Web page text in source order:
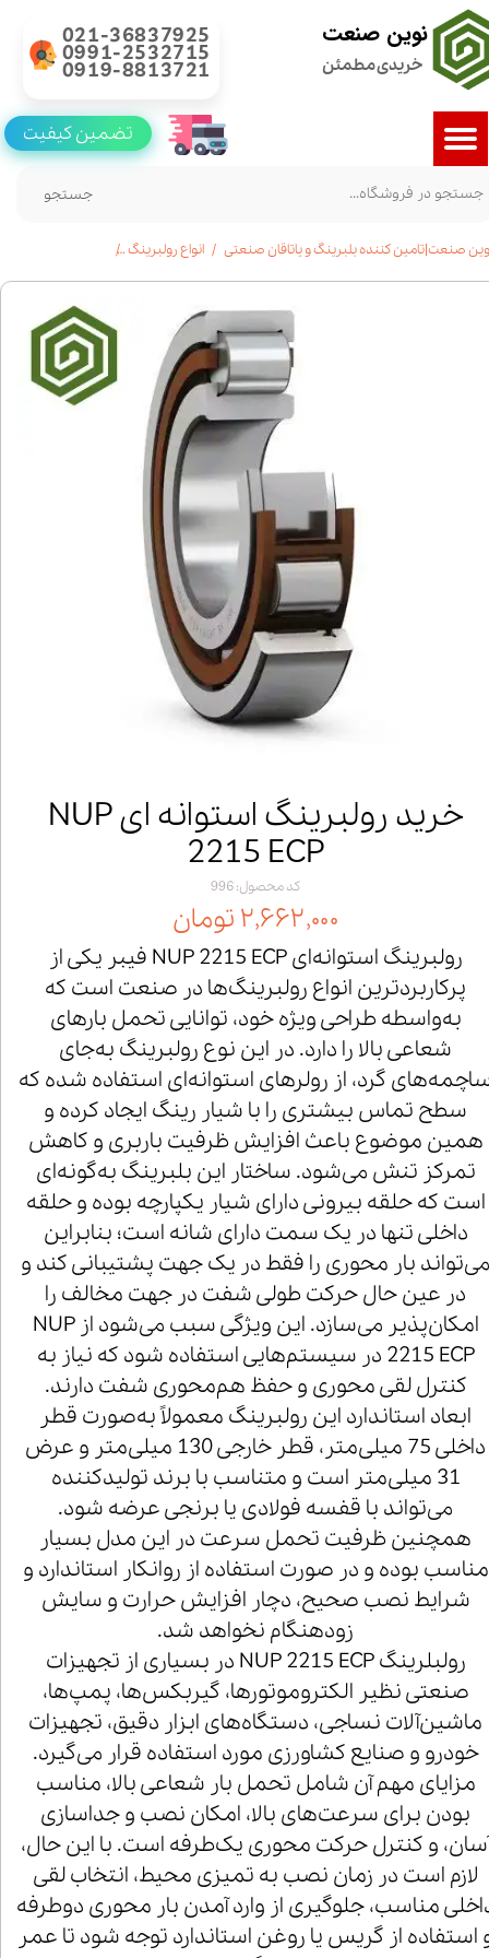
نوین صنعت
خریدی مطمئن
021-36837925
0991-2532715
0919-8813721
جستجو
تضمین کیفیت
صنعت|تامین کننده بلبرینگ و یاتاقان صنعتی انواع رولبرینگ
خرید رولبرینگ استوانه ای NUP
2215 ECP
کد محصول: 996
۲,۶۶۲,۰۰۰ تومان
رولبرینگ استوانه‌ای NUP 2215 ECP فیبر یکی از
پرکاربردترین انواع رولبرینگ‌ها در صنعت است که
به‌واسطه طراحی ویژه خود، توانایی تحمل بارهای
شعاعی بالا را دارد. در این نوع رولبرینگ به‌جای
گرد، از رولرهای استوانه‌ای استفاده شده که
سطح تماس بیشتری را با شیار رینگ ایجاد کرده و
همین موضوع باعث افزایش ظرفیت باربری و کاهش
تمرکز تنش می‌شود. ساختار این بلبرینگ به‌گونه‌ای
است که حلقه بیرونی دارای شیار یکپارچه بوده و حلقه
داخلی تنها در یک سمت دارای شانه است؛ بنابراین
می‌تواند بار محوری را فقط در یک جهت پشتیبانی کند و
در عین حال حرکت طولی شفت در جهت مخالف را
امکان‌پذیر می‌سازد. این ویژگی سبب می‌شود از NUP
2215 ECP در سیستم‌هایی استفاده شود که نیاز به
کنترل لقی محوری و حفظ هم‌محوری شفت دارند.
ابعاد استاندارد این رولبرینگ معمولاً به‌صورت قطر
داخلی 75 میلی‌متر، قطر خارجی 130 میلی‌متر و عرض
31 میلی‌متر است و متناسب با برند تولیدکننده
می‌تواند با قفسه فولادی یا برنجی عرضه شود.
همچنین ظرفیت تحمل سرعت در این مدل بسیار
مناسب بوده و در صورت استفاده از روانکار استاندارد و
شرایط نصب صحیح، دچار افزایش حرارت و سایش
زودهنگام نخواهد شد.
رولبلرینگ NUP 2215 ECP در بسیاری از تجهیزات
صنعتی نظیر الکتروموتورها، گیربکس‌ها، پمپ‌ها،
ماشین‌آلات نساجی، دستگاه‌های ابزار دقیق، تجهیزات
خودرو و صنایع کشاورزی مورد استفاده قرار می‌گیرد.
مزایای مهم آن شامل تحمل بار شعاعی بالا، مناسب
بودن برای سرعت‌های بالا، امکان نصب و جداسازی
و کنترل حرکت محوری یک‌طرفه است. با این حال،
لازم است در زمان نصب به تمیزی محیط، انتخاب لقی
مناسب، جلوگیری از وارد آمدن بار محوری دوطرفه
استفاده از گریس یا روغن استاندارد توجه شود تا عمر